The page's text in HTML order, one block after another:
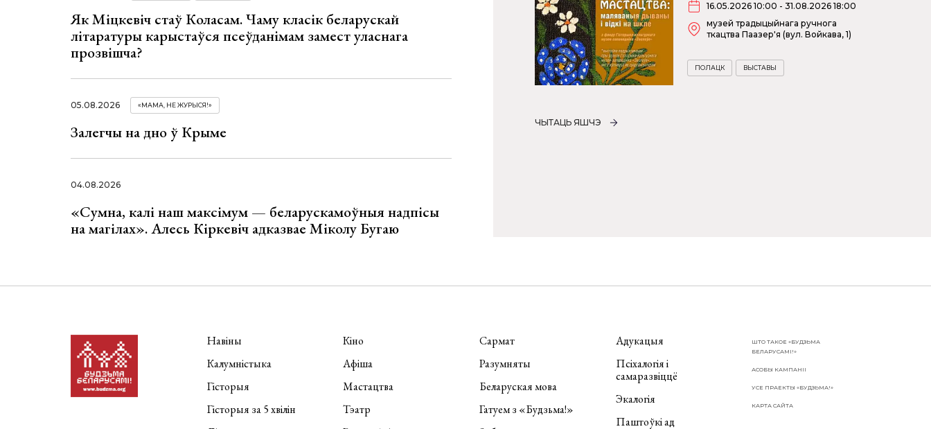
Як Міцкевіч стаў Коласам. Чаму класік беларускай
літаратуры карыстаўся псеўданімам замест уласнага
прозвішча?
05.08.2026 «МАМА, НЕ ЖУРЫСЯ!»
Залегчы на дно ў Крыме
04.08.2026
«Сумна, калі наш максімум — беларускамоўныя надпісы
на магілах». Алесь Кіркевіч адказвае Міколу Бугаю
16.05.2026 10:00 - 31.08.2026 18:00
музей традыцыйнага ручнога
ткацтва Паазер'я (вул. Войкава, 1)
ПОЛАЦК ВЫСТАВЫ
ЧЫТАЦЬ ЯШЧЭ
Навіны
Калумністыка
Гісторыя
Гісторыя за 5 хвілін
Кіно
Афіша
Мастацтва
Тэатр
Сармат
Разумняты
Беларуская мова
Гатуем з «Будзьма!»
Адукацыя
Псіхалогія і
самаразвіццё
Экалогія
Паштоўкі ад
ШТО ТАКОЕ «БУДЗЬМА
БЕЛАРУСАМІ!»
АСОБЫ КАМПАНІІ
УСЕ ПРАЕКТЫ «БУДЗЬМА!»
КАРТА САЙТА